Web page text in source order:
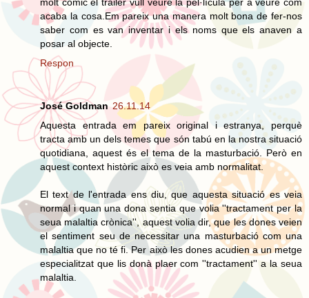
acaba la cosa.Em pareix una manera molt bona de fer-nos
saber com es van inventar i els noms que els anaven a
posar al objecte.
Respon
José Goldman 26.11.14
Aquesta entrada em pareix original i estranya, perquè
tracta amb un dels temes que són tabú en la nostra situació
quotidiana, aquest és el tema de la masturbació. Però en
aquest context històric això es veia amb normalitat.
El text de l'entrada ens diu, que aquesta situació es veia
normal i quan una dona sentia que volia ''tractament per la
seua malaltia crònica'', aquest volia dir, que les dones veien
el sentiment seu de necessitar una masturbació com una
malaltia que no té fi. Per això les dones acudien a un metge
especialitzat que lis donà plaer com ''tractament'' a la seua
malaltia.